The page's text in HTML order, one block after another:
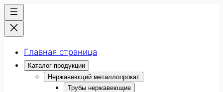
Главная страница
Каталог продукции
Нержавеющий металлопрокат
Трубы нержавеющие